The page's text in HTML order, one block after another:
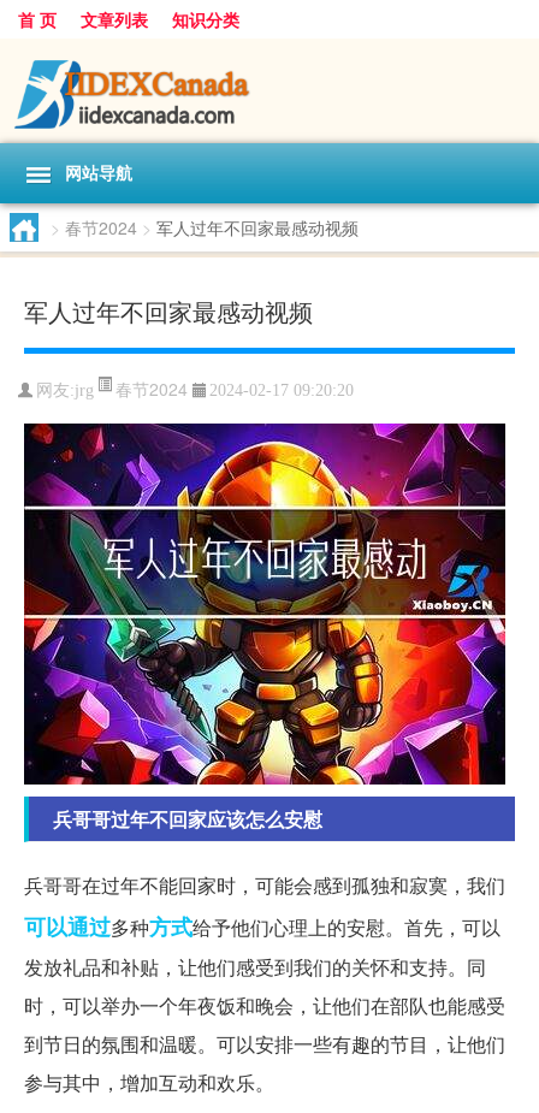
首 页 文章列表 知识分类
网站导航
> 春节2024 > 军人过年不回家最感动视频
军人过年不回家最感动视频
网友:jrg 春节2024 2024-02-17 09:20:20
兵哥哥过年不回家应该怎么安慰
兵哥哥在过年不能回家时，可能会感到孤独和寂寞，我们
可以通过多种方式给予他们心理上的安慰。首先，可以
发放礼品和补贴，让他们感受到我们的关怀和支持。同
时，可以举办一个年夜饭和晚会，让他们在部队也能感受
到节日的氛围和温暖。可以安排一些有趣的节目，让他们
参与其中，增加互动和欢乐。